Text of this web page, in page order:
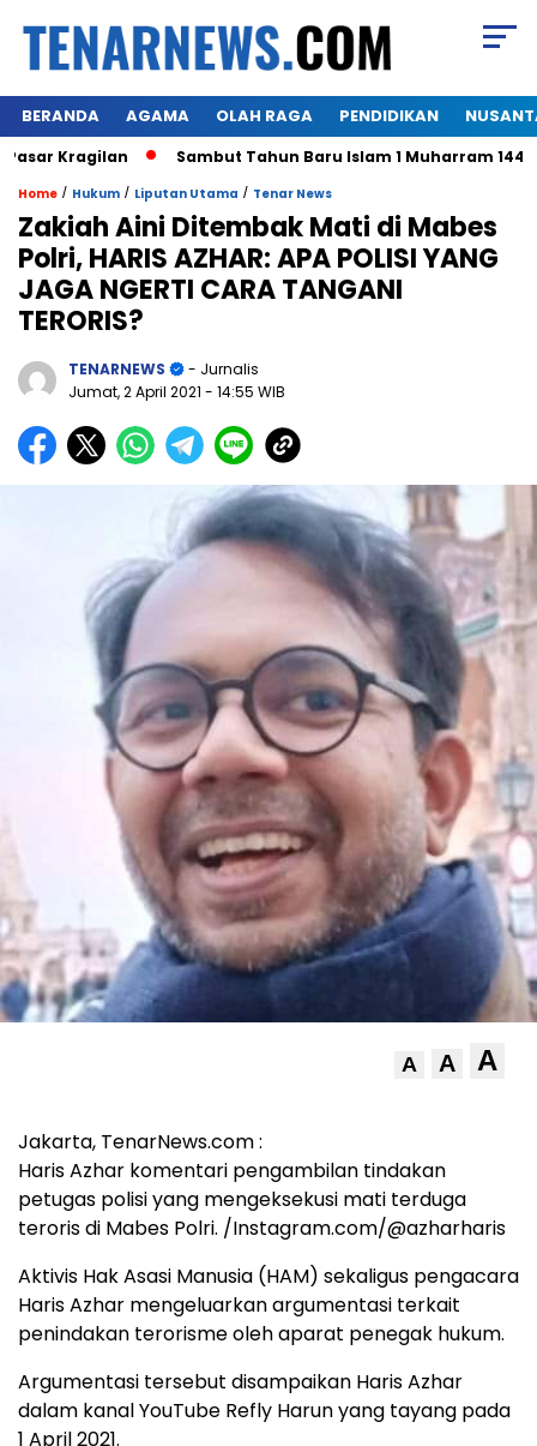
BERANDA AGAMA OLAH RAGA PENDIDIKAN
Kragilan Sambut Tahun Baru Islam 1 Muharram 1445
Home / Hukum / Liputan Utama / Tenar News
Zakiah Aini Ditembak Mati di Mabes
Polri, HARIS AZHAR: APA POLISI YANG
JAGA NGERTI CARA TANGANI
TERORIS?
TENARNEWS
- Jurnalis
Jumat, 2 April 2021 - 14:55 WIB
A A A
Jakarta, TenarNews.com :
Haris Azhar komentari pengambilan tindakan
petugas polisi yang mengeksekusi mati terduga
teroris di Mabes Polri. /Instagram.com/@azharharis
Aktivis Hak Asasi Manusia (HAM) sekaligus pengacara
Haris Azhar mengeluarkan argumentasi terkait
penindakan terorisme oleh aparat penegak hukum.
Argumentasi tersebut disampaikan Haris Azhar
dalam kanal YouTube Refly Harun yang tayang pada
1 April 2021.